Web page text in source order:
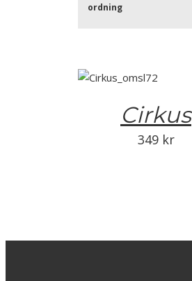
ordning
Visa20 produkter
Cirkus
349 kr